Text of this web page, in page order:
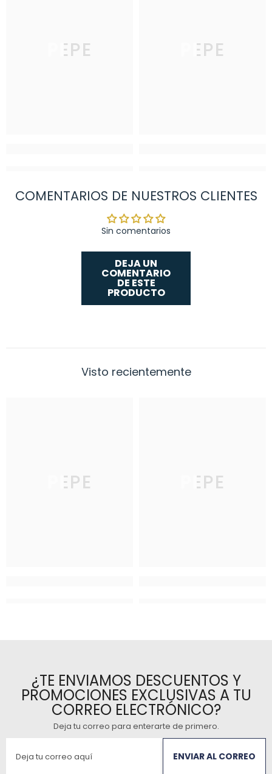
PEPE PEPE
COMENTARIOS DE NUESTROS CLIENTES
Sin comentarios
DEJA UN
COMENTARIO
DE ESTE
PRODUCTO
Visto recientemente
PEPE PEPE
¿TE ENVIAMOS DESCUENTOS Y
PROMOCIONES EXCLUSIVAS A TU
CORREO ELECTRÓNICO?
Deja tu correo para enterarte de primero.
ENVIAR AL CORREO